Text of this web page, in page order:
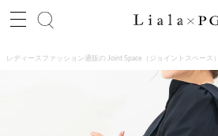
レディースファッション通販の Joint Space（ジョイントスペース）